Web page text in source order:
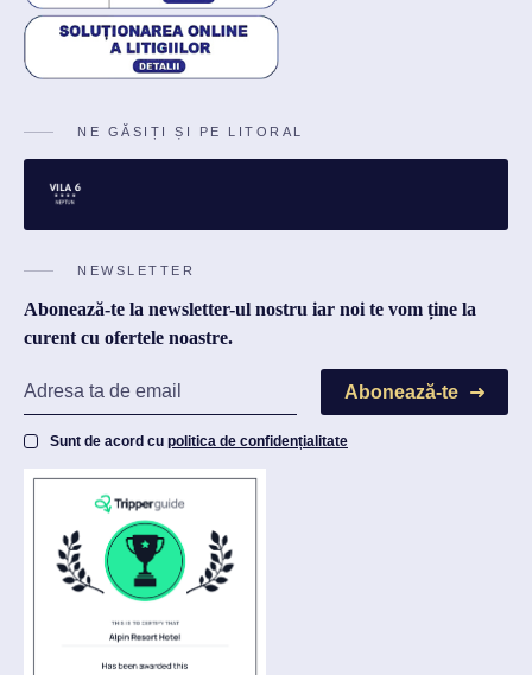
NE GĂSIȚI ȘI PE LITORAL
NEWSLETTER
Abonează-te la newsletter-ul nostru iar noi te vom ține la
curent cu ofertele noastre.
Abonează-te
Sunt de acord cu politica de confidențialitate